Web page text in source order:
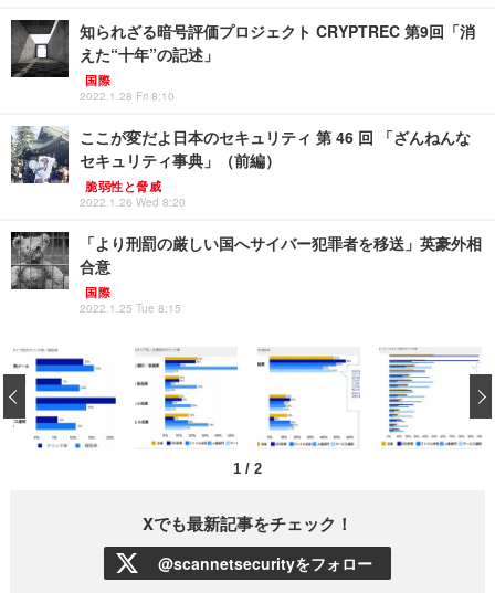
知られざる暗号評価プロジェクト CRYPTREC 第9回「消
えた“十年”の記述」
国際
2022.1.28 Fri 8:10
ここが変だよ日本のセキュリティ 第 46 回 「ざんねんな
セキュリティ事典」（前編）
脆弱性と脅威
2022.1.26 Wed 8:20
「より刑罰の厳しい国へサイバー犯罪者を移送」英豪外相
合意
国際
2022.1.25 Tue 8:15
1 / 2
‹
Xでも最新記事をチェック！
@scannetsecurityをフォロー